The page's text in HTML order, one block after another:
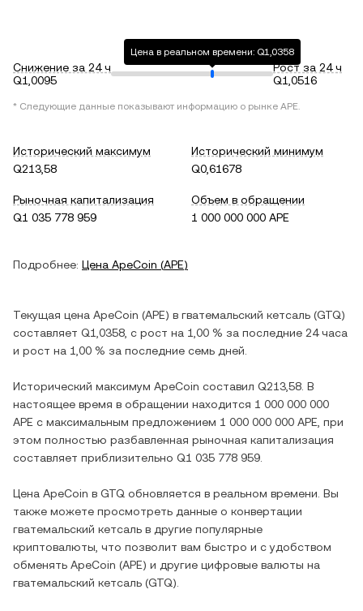
Снижение за 24 ч
Q1,0095
Цена в реальном времени: Q1,0358
Рост за 24 ч
Q1,0516
* Следующие данные показывают информацию о рынке APE.
Исторический максимум
Q213,58
Исторический минимум
Q0,61678
Рыночная капитализация
Q1 035 778 959
Объем в обращении
1 000 000 000 APE
Подробнее: Цена ApeCoin (APE)
Текущая цена ApeCoin (APE) в гватемальский кетсаль (GTQ)
составляет Q1,0358 , c рост на 1,00 % за последние 24 часа
и рост на 1,00 % за последние семь дней.
Исторический максимум ApeCoin составил Q213,58 . В
настоящее время в обращении находится 1 000 000 000
APE с максимальным предложением 1 000 000 000 APE , при
этом полностью разбавленная рыночная капитализация
составляет приблизительно Q1 035 778 959
Цена ApeCoin в GTQ обновляется в реальном времени. Вы
также можете просмотреть данные о конвертации
гватемальский кетсаль в другие популярные
криптовалюты, что позволит вам быстро и с удобством
обменять ApeCoin (APE) и другие цифровые валюты на
гватемальский кетсаль (GTQ).